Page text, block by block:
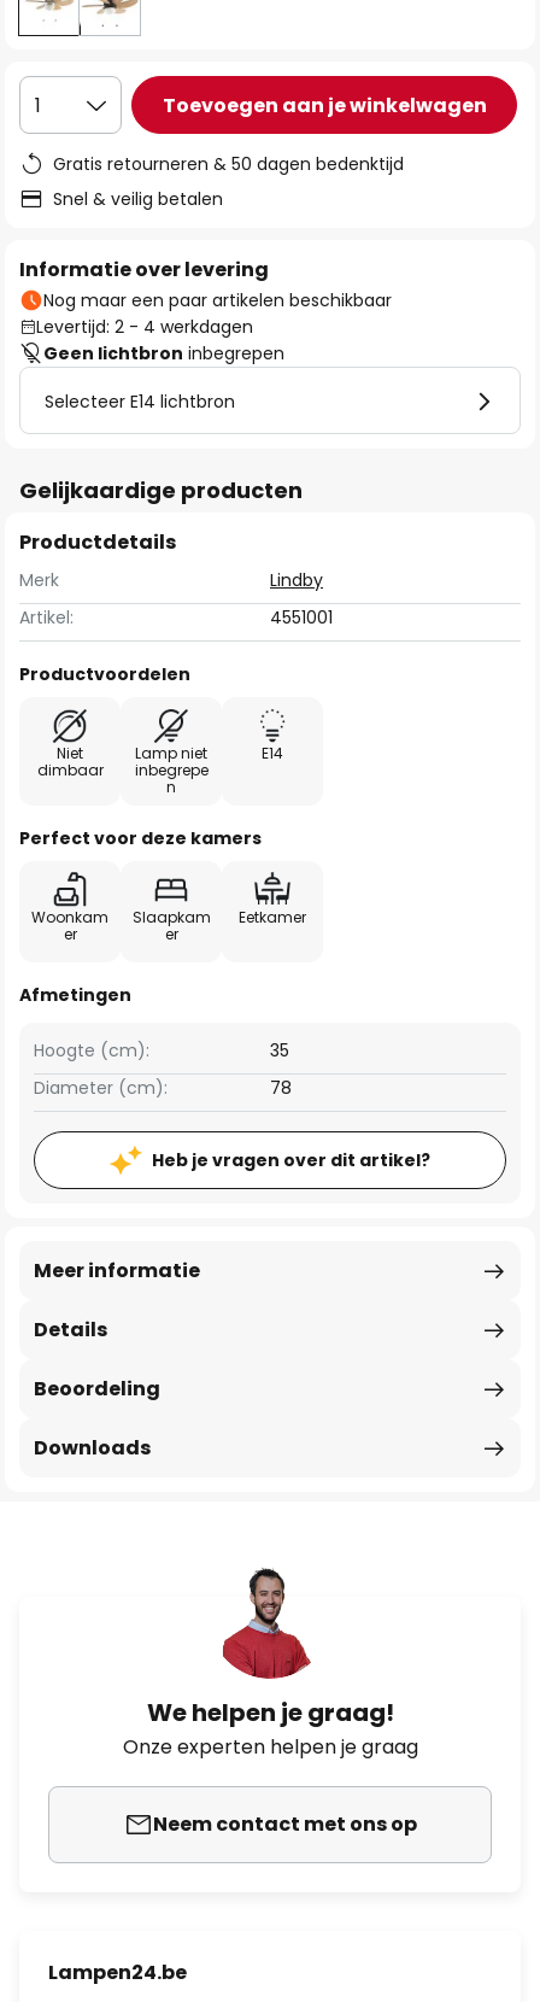
1 Toevoegen aan je winkelwagen
Gratis retourneren & 50 dagen bedenktijd
Snel & veilig betalen
Informatie over levering
Nog maar een paar artikelen beschikbaar
Levertijd: 2 - 4 werkdagen
Geen lichtbron inbegrepen
Selecteer E14 lichtbron
Gelijkaardige producten
Productdetails
Merk
Lindby
Artikel:
4551001
Productvoordelen
Niet
dimbaar
Lamp niet
inbegrepe
n
E14
Perfect voor deze kamers
Woonkam
er
Slaapkam
er
Eetkamer
Afmetingen
Hoogte (cm):
35
Diameter (cm):
78
Heb je vragen over dit artikel?
Details
Meer informatie
Beoordeling
Downloads
We helpen je graag!
Onze experten helpen je graag
Neem contact met ons op
Lampen24.be